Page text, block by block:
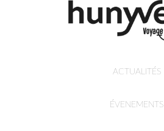
ACTUALITÉS
ÉVENEMENTS